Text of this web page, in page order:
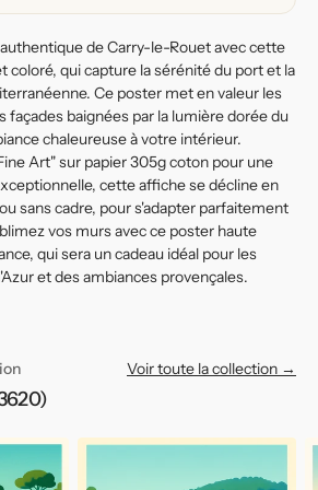
de Carry-le-Rouet avec cette
coloré, qui capture la sérénité du port et la
Ce poster met en valeur les
façades baignées par la lumière dorée du
chaleureuse à votre intérieur.
Art" sur papier 305g coton pour une
cette affiche se décline en
sans cadre, pour s'adapter parfaitement
vos murs avec ce poster haute
qui sera un cadeau idéal pour les
et des ambiances provençales.
Voir toute la collection →
Affiche